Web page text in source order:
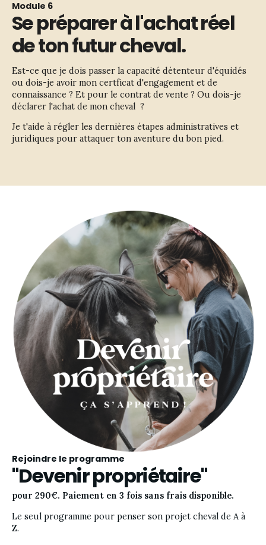
Module 6
Se préparer à l'achat réel
de ton futur cheval.
Est-ce que je dois passer la capacité détenteur d'équidés
ou dois-je avoir mon certficat d'engagement et de
connaissance ? Et pour le contrat de vente ? Ou dois-je
déclarer l'achat de mon cheval  ?
Je t'aide à régler les dernières étapes administratives et
juridiques pour attaquer ton aventure du bon pied.
Rejoindre le programme
"Devenir propriétaire"
pour 290€. Paiement en 3 fois sans frais disponible.
Le seul programme pour penser son projet cheval de A à
Z.